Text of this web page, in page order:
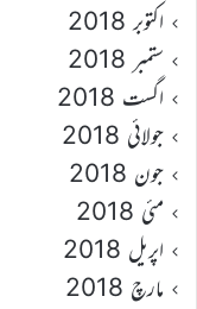
اکتوبر 2018
ستمبر 2018
اگست 2018
جولائی 2018
جون 2018
مئی 2018
اپریل 2018
مارچ 2018